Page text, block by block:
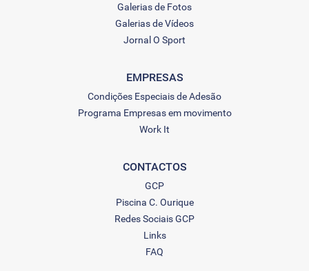
Galerias de Fotos
Galerias de Vídeos
Jornal O Sport
EMPRESAS
Condições Especiais de Adesão
Programa Empresas em movimento
Work It
CONTACTOS
GCP
Piscina C. Ourique
Redes Sociais GCP
Links
FAQ